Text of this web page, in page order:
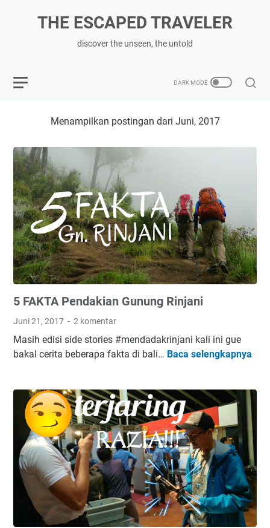
THE ESCAPED TRAVELER
discover the unseen, the untold
Menampilkan postingan dari Juni, 2017
5 FAKTA Pendakian Gunung Rinjani
Juni 21, 2017 2 komentar
Masih edisi side stories #mendadakrinjani kali ini gue
bakal cerita beberapa fakta di bali… Baca selengkapnya
T
A
P
e
n
d
a
k